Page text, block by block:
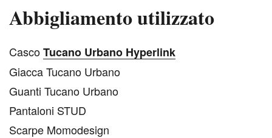
Abbigliamento utilizzato
CascoTucano Urbano Hyperlink
Giacca Tucano Urbano
Guanti Tucano Urbano
Pantaloni STUD
Scarpe Momodesign